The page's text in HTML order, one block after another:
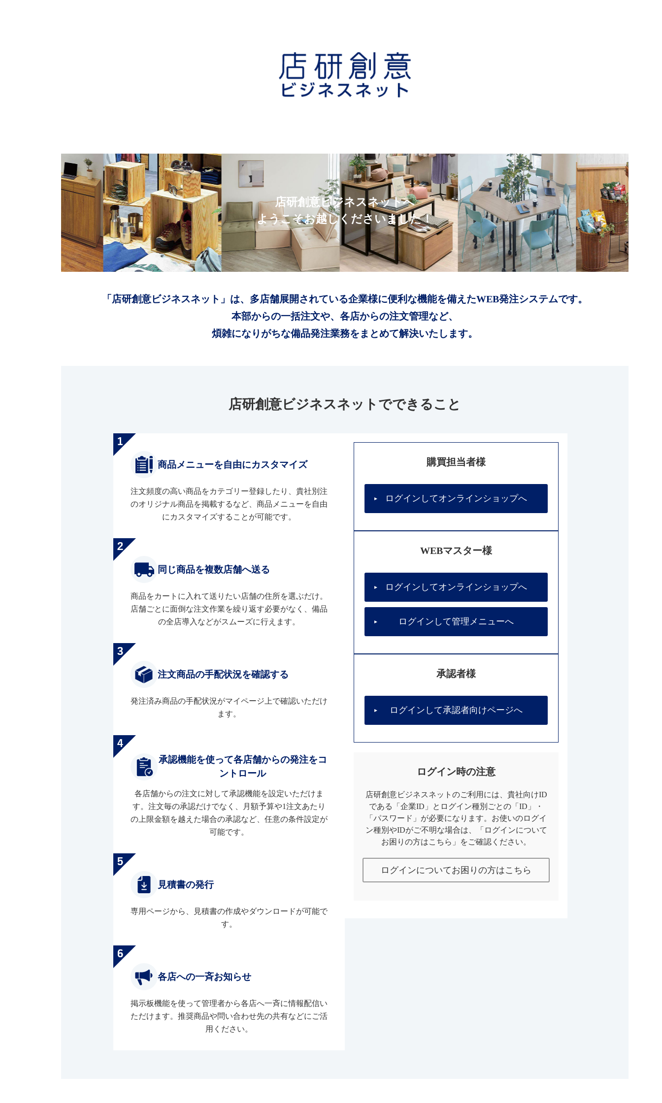
店研創意ビジネスネットへ
ようこそお越しくださいました！
「店研創意ビジネスネット」は、多店舗展開されている企業様に便利な機能を備えたWEB発注システムです。
本部からの一括注文や、各店からの注文管理など、
煩雑になりがちな備品発注業務をまとめて解決いたします。
店研創意ビジネスネットでできること
商品メニューを自由にカスタマイズ
注文頻度の高い商品をカテゴリー登録したり、貴社別注
のオリジナル商品を掲載するなど、商品メニューを自由
にカスタマイズすることが可能です。
同じ商品を複数店舗へ送る
商品をカートに入れて送りたい店舗の住所を選ぶだけ。
店舗ごとに面倒な注文作業を繰り返す必要がなく、備品
の全店導入などがスムーズに行えます。
注文商品の手配状況を確認する
発注済み商品の手配状況がマイページ上で確認いただけ
ます。
承認機能を使って各店舗からの発注をコ
ントロール
各店舗からの注文に対して承認機能を設定いただけま
す。注文毎の承認だけでなく、月額予算や1注文あたり
の上限金額を越えた場合の承認など、任意の条件設定が
可能です。
見積書の発行
専用ページから、見積書の作成やダウンロードが可能で
す。
各店への一斉お知らせ
掲示板機能を使って管理者から各店へ一斉に情報配信い
ただけます。推奨商品や問い合わせ先の共有などにご活
用ください。
購買担当者様
ログインしてオンラインショップへ
WEBマスター様
ログインしてオンラインショップへ
ログインして管理メニューへ
承認者様
ログインして承認者向けページへ
ログイン時の注意
店研創意ビジネスネットのご利用には、貴社向けID
である「企業ID」とログイン種別ごとの「ID」・
「パスワード」が必要になります。お使いのログイ
ン種別やIDがご不明な場合は、「ログインについて
お困りの方はこちら」をご確認ください。
ログインについてお困りの方はこちら